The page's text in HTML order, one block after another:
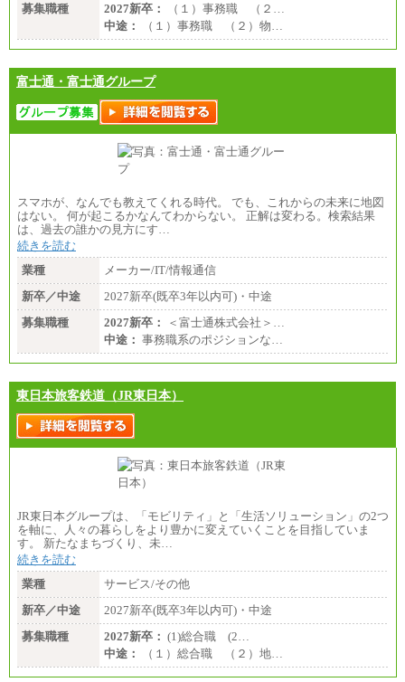
募集職種
2027新卒：
（１）事務職 （２…
中途：
（１）事務職 （２）物…
富士通・富士通グループ
スマホが、なんでも教えてくれる時代。 でも、これからの未来に地図
はない。 何が起こるかなんてわからない。 正解は変わる。検索結果
は、過去の誰かの見方にす…
続きを読む
業種
メーカー/IT/情報通信
新卒／中途
2027新卒(既卒3年以内可)・中途
募集職種
2027新卒：
＜富士通株式会社＞…
中途： 事務職系のポジションな…
東日本旅客鉄道（JR東日本）
JR東日本グループは、「モビリティ」と「生活ソリューション」の2つ
を軸に、人々の暮らしをより豊かに変えていくことを目指していま
す。 新たなまちづくり、未…
続きを読む
業種
サービス/その他
新卒／中途
2027新卒(既卒3年以内可)・中途
募集職種
2027新卒： (1)総合職 (2…
中途：
（１）総合職 （２）地…